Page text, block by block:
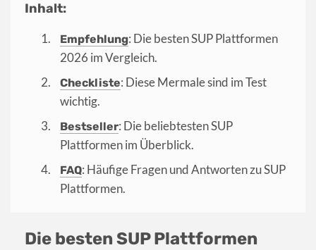
Inhalt:
Empfehlung: Die besten SUP Plattformen
2026 im Vergleich.
Checkliste: Diese Mermale sind im Test
wichtig.
Bestseller: Die beliebtesten SUP
Plattformen im Überblick.
FAQ: Häufige Fragen und Antworten zu SUP
Plattformen.
Die besten SUP Plattformen